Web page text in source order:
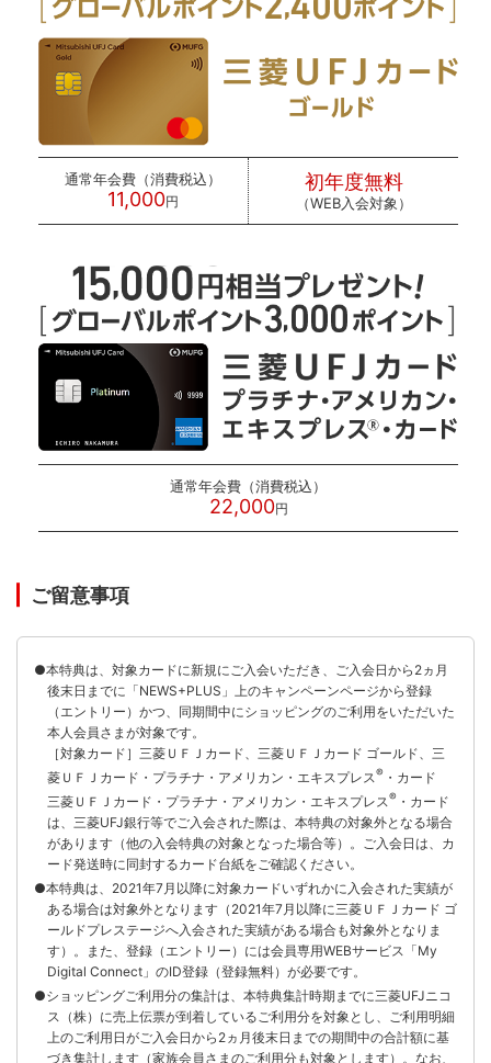
通常年会費 （消費税込）
11,000円
初年度無料
（WEB入会対象）
通常年会費（消費税込）
22,000円
ご留意事項
●本特典は、対象カードに新規にご入会いただき、ご入会日から2ヵ月
後末日までに「NEWS+PLUS」上のキャンペーンページから登録
（エントリー）かつ、同期間中にショッピングのご利用をいただいた
本人会員さまが対象です。
［対象カード］三菱ＵＦＪカード、三菱ＵＦＪカード ゴールド、三
菱ＵＦＪカード・プラチナ・アメリカン・エキスプレス® ・カード
三菱ＵＦＪカード・プラチナ・アメリカン・エキスプレス® ・カード
は、三菱UFJ銀行等でご入会された際は、本特典の対象外となる場合
があります（他の入会特典の対象となった場合等）。ご入会日は、カ
ード発送時に同封するカード台紙をご確認ください。
●本特典は、2021年7月以降に対象カードいずれかに入会された実績が
ある場合は対象外となります（2021年7月以降に三菱ＵＦＪカード ゴ
ールドプレステージへ入会された実績がある場合も対象外となりま
す）。また、登録（エントリー）には会員専用WEBサービス「My
Digital Connect」のID登録（登録無料）が必要です。
●ショッピングご利用分の集計は、本特典集計時期までに三菱UFJニコ
ス（株）に売上伝票が到着しているご利用分を対象とし、ご利用明細
上のご利用日がご入会日から2ヵ月後末日までの期間中の合計額に基
づき集計します（家族会員さまのご利用分も対象とします）。なお、